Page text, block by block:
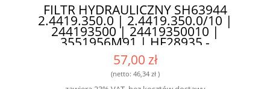
FILTR HYDRAULICZNY SH63944
2.4419.350.0 | 2.4419.350.0/10 |
244193500 | 24419350010 |
3551956M91 | HF28935 -
SPRAWDZONA TECHNOLOGIA DLA
ROLNIKÓW
57,00 zł
(netto: 46,34 zł)